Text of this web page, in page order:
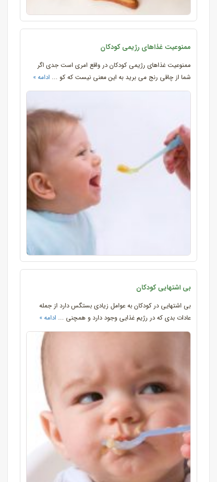
ممنوعیت غذاهای رژیمی کودکان
ممنوعیت غذاهای رژیمی کودکان در واقع امری است جدی اگر
شما از چاقی رنج می برید به این معنی نیست که کو ... ادامه »
بی اشتهایی کودکان
بی اشتهایی در کودکان به عوامل زیادی بستگس دارد از جمله
عادات بدی که در رژیم غذایی وجود دارد و همچنی ... ادامه »